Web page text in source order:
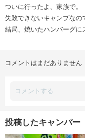
ついに行ったよ、家族で。
失敗できないキャンプなの
結局、焼いたハンバーグに
コメントはまだありません
投稿したキャンパー